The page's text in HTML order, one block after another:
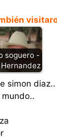
soguero -
simon diaz..